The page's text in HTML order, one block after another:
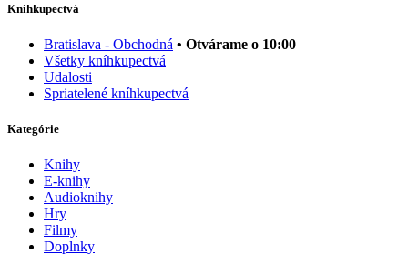
Kníhkupectvá
Bratislava - Obchodná • Otvárame o 10:00
Všetky kníhkupectvá
Udalosti
Spriatelené kníhkupectvá
Kategórie
Knihy
E-knihy
Audioknihy
Hry
Filmy
Doplnky